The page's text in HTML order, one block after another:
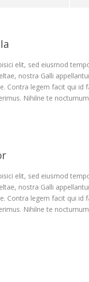
elit, sed eiusmod
nostra Galli
Contra legem facit qui id
Nihilne te
elit, sed eiusmod
nostra Galli
Contra legem facit qui id
Nihilne te